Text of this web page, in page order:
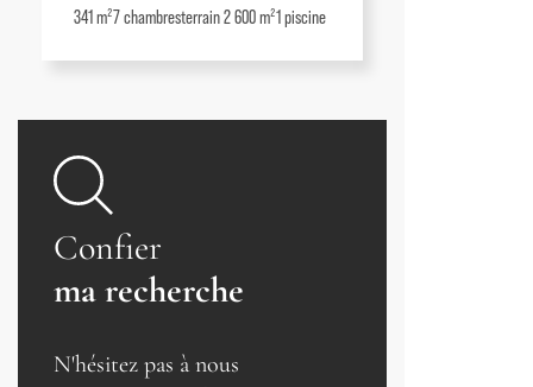
341 m²7chambresterrain 2 600 m²1piscine
Confier
ma recherche
N'hésitez pas à nous